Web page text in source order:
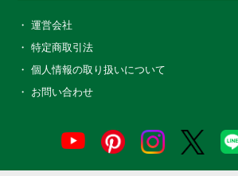
運営会社
特定商取引法
個人情報の取り扱いについて
お問い合わせ